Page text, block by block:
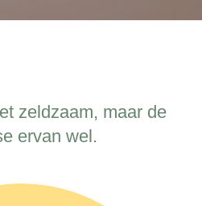
zeldzaam, maar de
ervan wel.